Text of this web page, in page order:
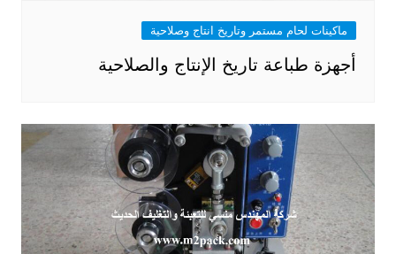
ماكينات لحام مستمر وتاريخ انتاج وصلاحية
أجهزة طباعة تاريخ الإنتاج والصلاحية